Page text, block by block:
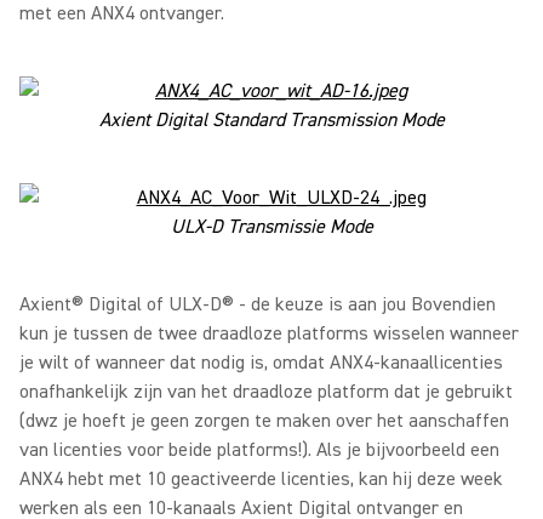
met een ANX4 ontvanger.
Axient Digital Standard Transmission Mode
ULX-D Transmissie Mode
Axient® Digital of ULX-D® - de keuze is aan jou Bovendien
kun je tussen de twee draadloze platforms wisselen wanneer
je wilt of wanneer dat nodig is, omdat ANX4-kanaallicenties
onafhankelijk zijn van het draadloze platform dat je gebruikt
(dwz je hoeft je geen zorgen te maken over het aanschaffen
van licenties voor beide platforms!). Als je bijvoorbeeld een
ANX4 hebt met 10 geactiveerde licenties, kan hij deze week
werken als een 10-kanaals Axient Digital ontvanger en